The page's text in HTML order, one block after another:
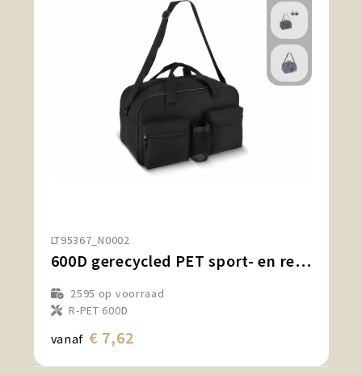
LT95367_N0002
600D gerecycled PET sport- en reistas 46 x 21 x 27.5 cm 25 L
2595 op voorraad
R-PET 600D
vanaf € 7,62